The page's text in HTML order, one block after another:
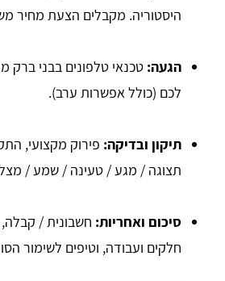
היסטוריה. מקבלים הצעת מחיר
הגעה: טכנאי טלפונים בבני ברק
לכם (כולל אפשרות ערב).
תיקון ובדיקה: פירוק מקצועי,
תצוגה / מגע / טעינה / שמע /
סיכום ואחריות: חשבונית /
חלקים ועבודה, וטיפים לשימור